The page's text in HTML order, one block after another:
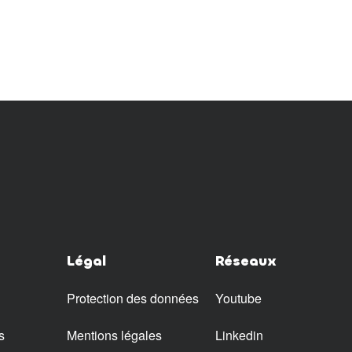
Légal
Protection des données
Mentions légales
Réseaux
Youtube
Linkedin